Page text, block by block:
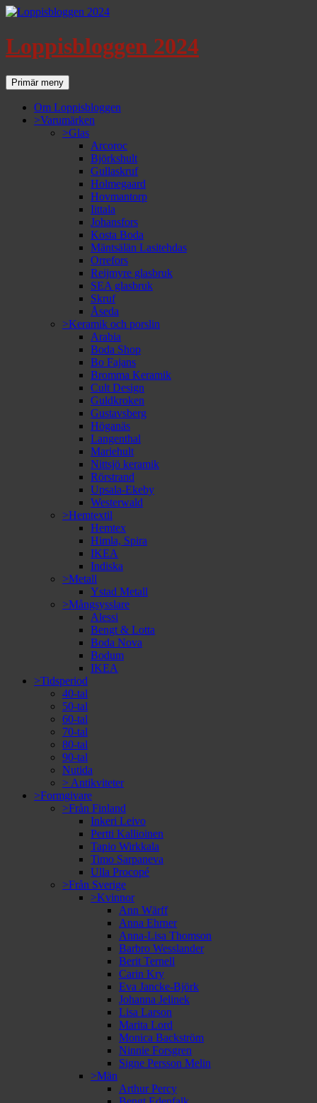
Loppisbloggen 2024
SökPrimär meny
till
innehåll
Om Loppisbloggen
>Varumärken
>Glas
Arcoroc
Björkshult
Gullaskruf
Holmegaard
Hovmantorp
Iittala
Johansfors
Kosta Boda
Mäntsälän Lasitehdas
Orrefors
Reijmyre glasbruk
SEA glasbruk
Skruf
Åseda
>Keramik och porslin
Arabia
Boda Shop
Bo Fajans
Bromma Keramik
Cult Design
Guldkroken
Gustavsberg
Höganäs
Langenthal
Mariehult
Nittsjö keramik
Rörstrand
Upsala-Ekeby
Westerwald
>Hemtextil
Hemtex
Himla, Spira
IKEA
Indiska
>Metall
Ystad Metall
>Mångsysslare
Alessi
Bengt & Lotta
Boda Nova
Bodum
IKEA
>Tidsperiod
40-tal
50-tal
60-tal
70-tal
80-tal
90-tal
Nutida
> Antikviteter
>Formgivare
>Från Finland
Inkeri Leivo
Pertti Kallioinen
Tapio Wirkkala
Timo Sarpaneva
Ulla Procopé
>Från Sverige
>Kvinnor
Ann Wärff
Anna Ehrner
Anna-Lisa Thomson
Barbro Wesslander
Berit Ternell
Carin Kry
Eva Jancke-Björk
Johanna Jelinek
Lisa Larson
Marita Lord
Monica Backström
Ninnie Forsgren
Signe Persson Melin
>Män
Arthur Percy